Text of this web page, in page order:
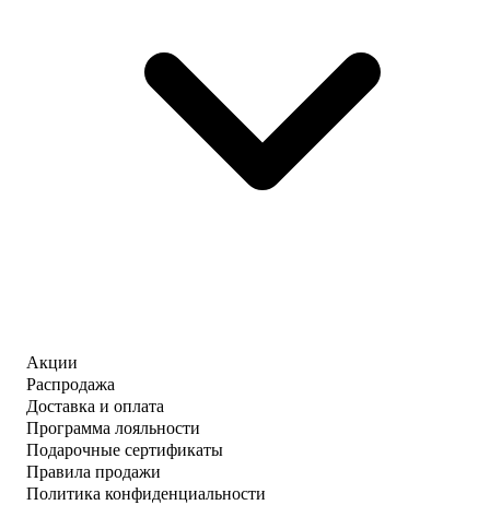
Акции
Распродажа
Доставка и оплата
Программа лояльности
Подарочные сертификаты
Правила продажи
Политика конфиденциальности